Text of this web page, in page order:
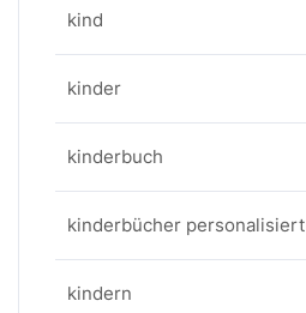
kind
kinder
kinderbuch
kinderbücher personalisiert
kindern